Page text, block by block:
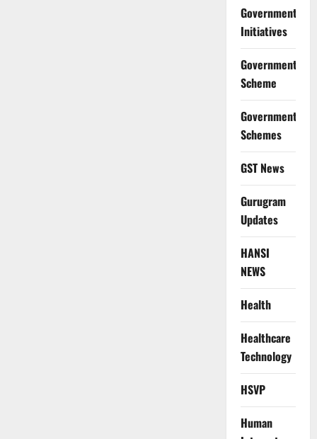
Government
Initiatives
Government
Scheme
Government
Schemes
GST News
Gurugram
Updates
HANSI
NEWS
Health
Healthcare
Technology
HSVP
Human